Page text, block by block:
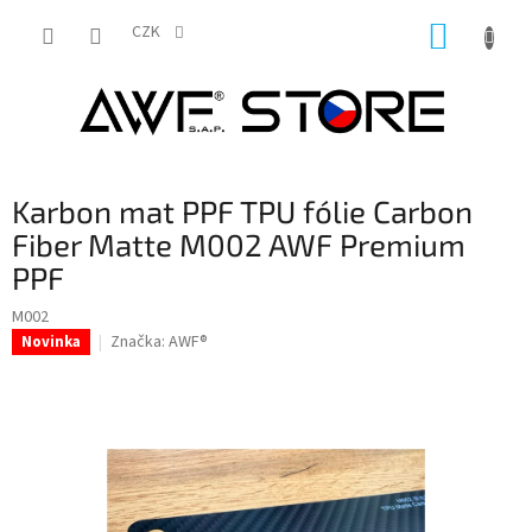
CZK
Karbon mat PPF TPU fólie Carbon
Fiber Matte M002 AWF Premium
PPF
M002
Novinka Značka: AWF®